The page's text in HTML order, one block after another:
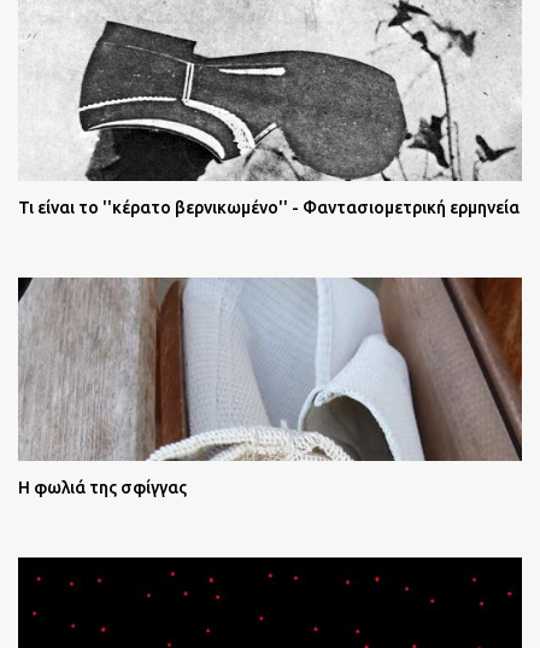
Τι είναι το ''κέρατο βερνικωμένο'' - Φαντασιομετρική ερμηνεία
Η φωλιά της σφίγγας